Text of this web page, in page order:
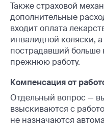
Также страховой
дополнительные
входит оплата
инвалидной коляски,
пострадавший
прежнюю работу.
Компенсация от
Отдельный вопрос —
взыскиваются с
не назначаются